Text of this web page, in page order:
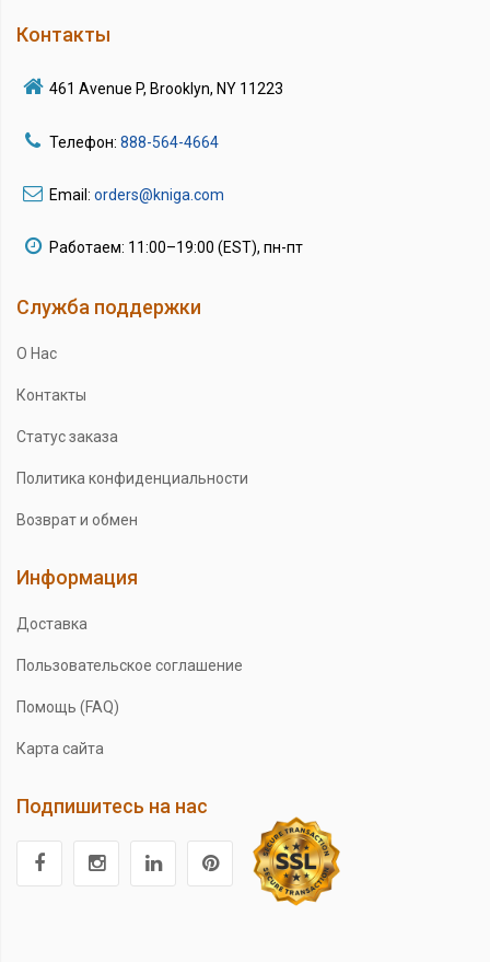
Контакты
461 Avenue P, Brooklyn, NY 11223
Телефон: 888-564-4664
Email: orders@kniga.com
Работаем: 11:00–19:00 (EST), пн-пт
Служба поддержки
О Нас
Контакты
Статус заказа
Политика конфиденциальности
Возврат и обмен
Информация
Доставка
Пользовательское соглашение
Помощь (FAQ)
Карта сайта
Подпишитесь на нас